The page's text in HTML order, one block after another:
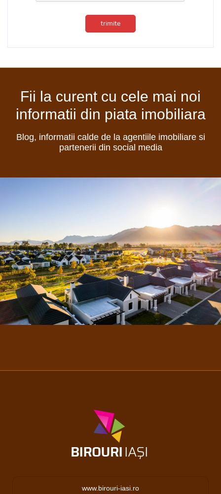
trimite
Fii la curent cu cele mai noi
informatii din piata imobiliara
Blog, informatii calde de la agentiile imobiliare si
partenerii din social media
www.birouri-iasi.ro